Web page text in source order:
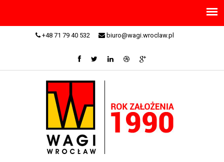
+48 71 79 40 532 biuro@wagi.wroclaw.pl